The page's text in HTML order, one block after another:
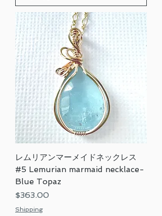
レムリアンマーメイドネックレス
#5 Lemurian marmaid necklace-
Blue Topaz
価格
$363.00
Shipping